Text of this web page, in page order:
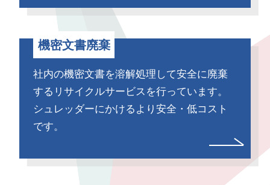
機密文書廃棄
社内の機密文書を溶解処理して安全に廃棄
するリサイクルサービスを行っています。
シュレッダーにかけるより安全・低コスト
です。